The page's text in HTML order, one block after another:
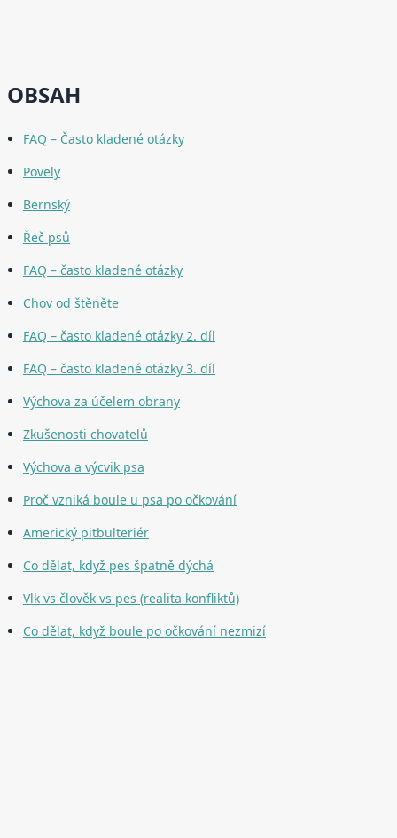
OBSAH
FAQ – Často kladené otázky
Povely
Bernský
Řeč psů
FAQ – často kladené otázky
Chov od štěněte
FAQ – často kladené otázky 2. díl
FAQ – často kladené otázky 3. díl
Výchova za účelem obrany
Zkušenosti chovatelů
Výchova a výcvik psa
Proč vzniká boule u psa po očkování
Americký pitbulteriér
Co dělat, když pes špatně dýchá
Vlk vs člověk vs pes (realita konfliktů)
Co dělat, když boule po očkování nezmizí